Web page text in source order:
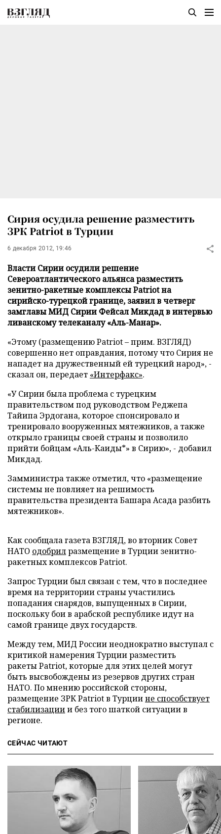
Сирия осудила решение разместить
ЗРК Patriot в Турции
6 декабря 2012, 19:46
Власти Сирии осудили решение
Североатлантического альянса разместить
зенитно-ракетные комплексы Patriot на
сирийско-турецкой границе, заявил в четверг
замглавы МИД Сирии Фейсал Микдад в интервью
ливанскому телеканалу «Аль-Манар».
«Этому (размещению Patriot – прим. ВЗГЛЯД)
совершенно нет оправдания, потому что Сирия не
нападет на дружественный ей турецкий народ», -
сказал он, передает «Интерфакс».
«У Сирии была проблема с турецким
правительством под руководством Реджепа
Тайипа Эрдогана, которое спонсировало и
тренировало вооруженных мятежников, а также
открыло границы своей страны и позволило
прийти бойцам «Аль-Каиды*» в Сирию», - добавил
Микдад.
Замминистра также отметил, что «размещение
системы не повлияет на решимость
правительства президента Башара Асада разбить
мятежников».
Как сообщала газета ВЗГЛЯД, во вторник Совет
НАТО одобрилразмещение в Турции зенитно-
ракетных комплексов Patriot.
Запрос Турции был связан с тем, что в последнее
время на территории страны участились
попадания снарядов, выпущенных в Сирии,
поскольку бои в арабской республике идут на
самой границе двух государств.
Между тем, МИД России неоднократно выступал с
критикой намерения Турции разместить
ракеты Patriot, которые для этих целей могут
быть высвобождены из резервов других стран
НАТО. По мнению российской стороны,
размещение ЗРК Patriot в Турциине способствует
стабилизациии без того шаткой ситуации в
регионе.
СЕЙЧАС ЧИТАЮТ